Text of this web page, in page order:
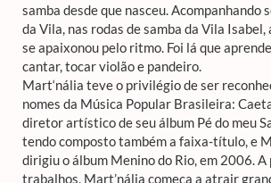
samba desde que nasceu. Acompanhando
da Vila, nas rodas de samba da Vila
se apaixonou pelo ritmo. Foi lá que
cantar, tocar violão e pandeiro.
Mart‘nália teve o privilégio de ser
nomes da Música Popular Brasileira:
diretor artístico de seu álbum Pé do meu
tendo composto também a faixa-título, e
dirigiu o álbum Menino do Rio, em 2006.
trabalhos, Mart’nália começa a atrair